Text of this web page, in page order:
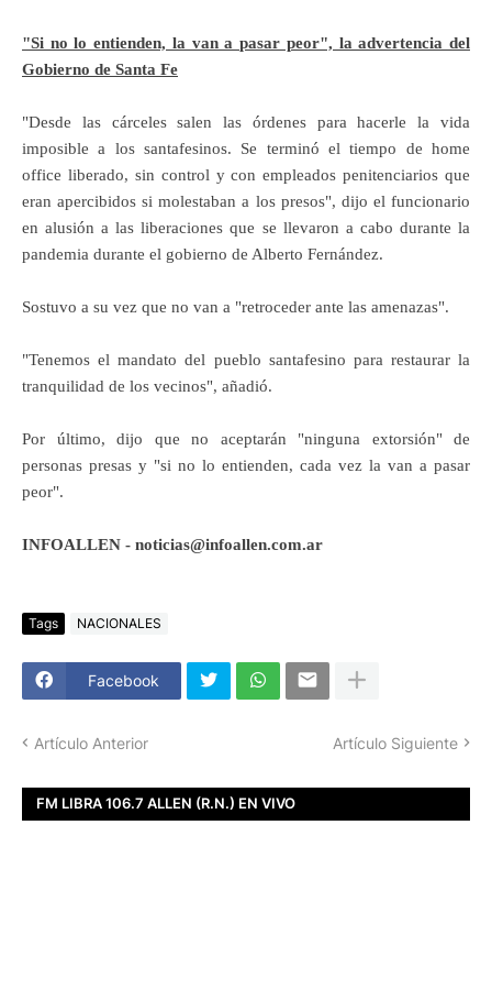
"Si no lo entienden, la van a pasar peor", la advertencia del
Gobierno de Santa Fe
"Desde las cárceles salen las órdenes para hacerle la vida
imposible a los santafesinos. Se terminó el tiempo de home
office liberado, sin control y con empleados penitenciarios que
eran apercibidos si molestaban a los presos", dijo el funcionario
en alusión a las liberaciones que se llevaron a cabo durante la
pandemia durante el gobierno de Alberto Fernández.
Sostuvo a su vez que no van a "retroceder ante las amenazas".
"Tenemos el mandato del pueblo santafesino para restaurar la
tranquilidad de los vecinos", añadió.
Por último, dijo que no aceptarán "ninguna extorsión" de
personas presas y "si no lo entienden, cada vez la van a pasar
peor".
INFOALLEN - noticias@infoallen.com.ar
Tags NACIONALES
Facebook
Artículo Anterior Artículo Siguiente
FM LIBRA 106.7 ALLEN (R.N.) EN VIVO